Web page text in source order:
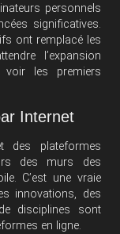
personnels
significatives.
ont remplacé les
l’expansion
voir les premiers
Internet
des plateformes
des murs des
C’est une vraie
innovations, des
disciplines sont
en ligne.